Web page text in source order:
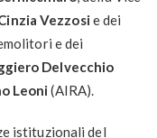
Vezzosi e dei
e dei
Delvecchio
Leoni(AIRA).
istituzionali del